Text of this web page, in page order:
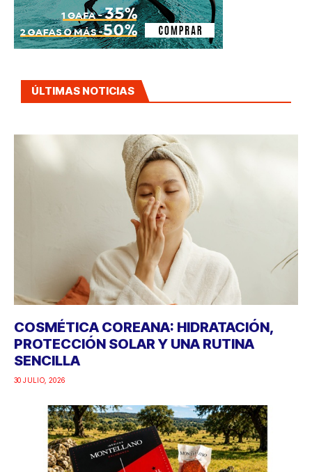
ÚLTIMAS NOTICIAS
COSMÉTICA COREANA: HIDRATACIÓN,
PROTECCIÓN SOLAR Y UNA RUTINA
SENCILLA
30 JULIO, 2026